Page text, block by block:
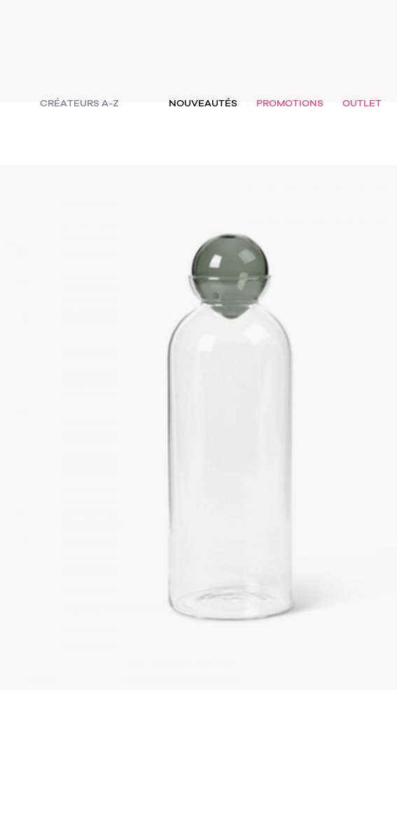
CRÉATEURS A-Z NOUVEAUTÉS PROMOTIONS OUTLET